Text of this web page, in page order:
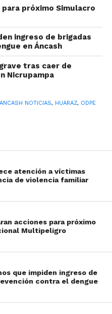
para próximo Simulacro
ingreso de brigadas
en Áncash
tras caer de
Nicrupampa
ANCASH NOTICIAS, HUARAZ, ODPE
atención a víctimas
de violencia familiar
acciones para próximo
Multipeligro
que impiden ingreso de
contra el dengue